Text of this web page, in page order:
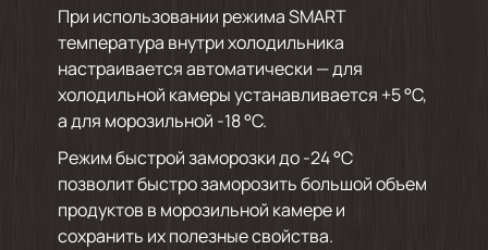
При использовании режима SMART
температура внутри холодильника
настраивается автоматически — для
холодильной камеры устанавливается +5 °С,
а для морозильной -18 °С.
Режим быстрой заморозки до -24 °С
позволит быстро заморозить большой объем
продуктов в морозильной камере и
сохранить их полезные свойства.